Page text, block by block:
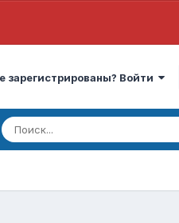
зарегистрированы? Войти